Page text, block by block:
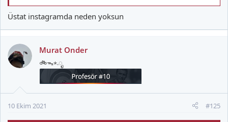
www.fatih.bel.tr
Hat ile birlikte 7.5 km. bisiklet yolu ve 6.5 km. yaya yolu olacakmış
bakalım nasıl olacak. Hayırlı olsun.
Sirkeci Kazlıçeşme Treni hayata geçiyor
Üstat instagramda neden yoksun
Murat Onder
🚲ᯓ⋆.ೃ
10 Ekim 2021 #125